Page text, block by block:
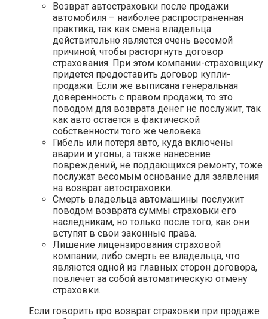
Возврат автостраховки после продажи
автомобиля – наиболее распространенная
практика, так как смена владельца
действительно является очень весомой
причиной, чтобы расторгнуть договор
страхования. При этом компании-страховщику
придется предоставить договор купли-
продажи. Если же выписана генеральная
доверенность с правом продажи, то это
поводом для возврата денег не послужит, так
как авто остается в фактической
собственности того же человека.
Гибель или потеря авто, куда включены
аварии и угоны, а также нанесение
повреждений, не поддающихся ремонту, тоже
послужат весомым основание для заявления
на возврат автостраховки.
Смерть владельца автомашины послужит
поводом возврата суммы страховки его
наследникам, но только после того, как они
вступят в свои законные права.
Лишение лицензирования страховой
компании, либо смерть ее владельца, что
являются одной из главных сторон договора,
повлечет за собой автоматическую отмену
страховки.
Если говорить про возврат страховки при продаже